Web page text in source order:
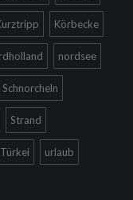
Körbecke
nordsee
Schnorcheln
Strand
Türkei urlaub